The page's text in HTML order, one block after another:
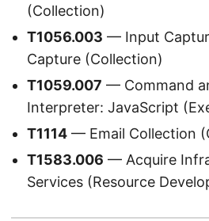
(Collection)
T1056.003 — Input
Capture (Collection)
T1059.007 — Command
Interpreter: JavaScript
T1114 — Email Collection
T1583.006 — Acquire
Services (Resource